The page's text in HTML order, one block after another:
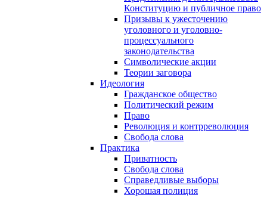
Конституцию и публичное право
Призывы к ужесточению
уголовного и уголовно-
процессуального
законодательства
Символические акции
Теории заговора
Идеология
Гражданское общество
Политический режим
Право
Революция и контрреволюция
Свобода слова
Практика
Приватность
Свобода слова
Справедливые выборы
Хорошая полиция